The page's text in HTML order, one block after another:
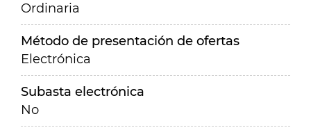
Ordinaria
Método de presentación de ofertas
Electrónica
Subasta electrónica
No